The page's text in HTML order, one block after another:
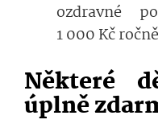
ozdravné
1 000 Kč
Některé
úplně